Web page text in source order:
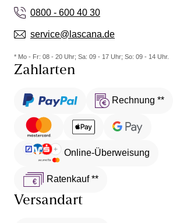
0800 - 600 40 30
service@lascana.de
* Mo - Fr: 08 - 20 Uhr; Sa: 09 - 17 Uhr; So: 09 - 14 Uhr.
Zahlarten
Rechnung **
Online-Überweisung
Ratenkauf **
Versandart